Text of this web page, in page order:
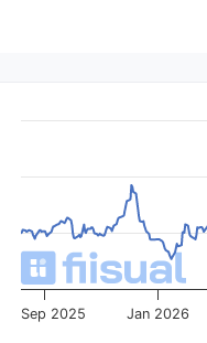
Sep 2025 Jan 2026